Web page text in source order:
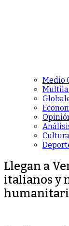
Medio
Cultura
Llegan a
italianos y